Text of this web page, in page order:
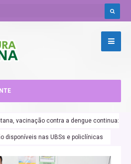
vacinação contra a dengue continua:
disponíveis nas UBSs e policlínicas